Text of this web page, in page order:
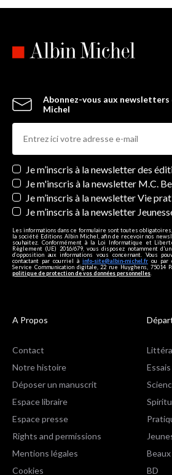
Abonnez-vous aux newsletters
Michel
Newsletters
Je m’inscris à la newsletter des
Je m'inscris à la newsletter M.C.
Je m’inscris à la newsletter Vie
Je m’inscris à la newsletter
Les informations dans ce formulaire sont toutes
la société Editions Albin Michel, afin de recevoir nos
souhaitez. Conformément à la Loi Informatique et
Règlement (UE) 2016/679, vous disposez notamment
d’opposition aux informations vous concernant. Vous
contactant par courriel à info-site@albin-michel.fr ou par
Service Communication digitale, 22 rue Huyghens, 75014
politique de protection de vos données personnelles
A Propos
Contact
Notre histoire
Déposer un manuscrit
Espace libraire
Espace presse
Rights and permissions
Mentions légales
Cookies
BD